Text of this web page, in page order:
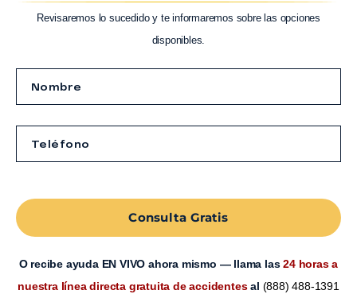
Revisaremos lo sucedido y te informaremos sobre las opciones
disponibles.
Consulta Gratis
O recibe ayuda EN VIVO ahora mismo — llama las24 horas a
nuestra línea directa gratuita de accidentesal (888) 488-1391